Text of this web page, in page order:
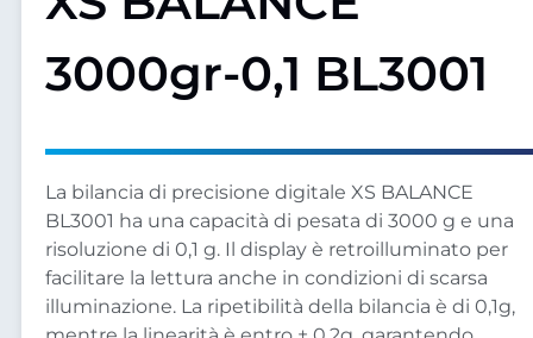
3000gr-0,1 BL3001
La bilancia di precisione digitale XS BALANCE
BL3001 ha una capacità di pesata di 3000 g e una
risoluzione di 0,1 g. Il display è retroilluminato per
facilitare la lettura anche in condizioni di scarsa
illuminazione. La ripetibilità della bilancia è di 0,1g,